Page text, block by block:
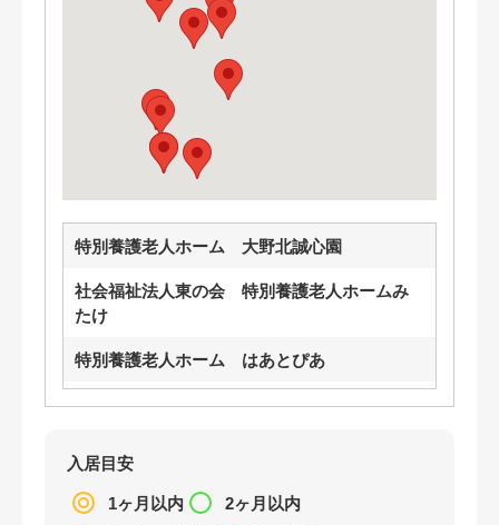
特別養護老人ホーム 大野北誠心園
社会福祉法人東の会 特別養護老人ホームみ
たけ
特別養護老人ホーム はあとぴあ
リバーサイド田名ホーム清流さがみ
特別養護老人ホーム 柴胡苑
入居目安
1ヶ月以内
2ヶ月以内